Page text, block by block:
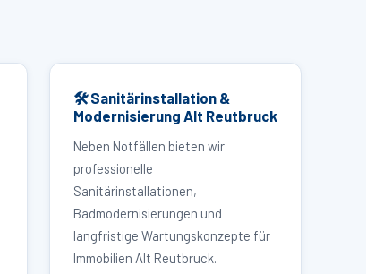
🛠 Sanitärinstallation &
Modernisierung Alt Reutbruck
Neben Notfällen bieten wir
professionelle
Sanitärinstallationen,
Badmodernisierungen und
langfristige Wartungskonzepte für
Immobilien Alt Reutbruck.